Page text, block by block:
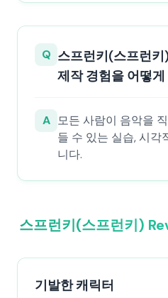
Q 스프런키(스프런
제작 경험을 어떻
A 모든 사람이 음악을
들 수 있는 실습, 시각
니다.
스프런키(스프런키)
기발한 캐릭터